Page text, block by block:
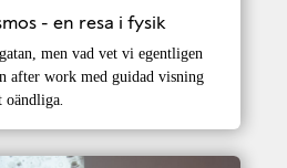
- en resa i fysik
men vad vet vi egentligen
after work med guidad visning
oändliga.